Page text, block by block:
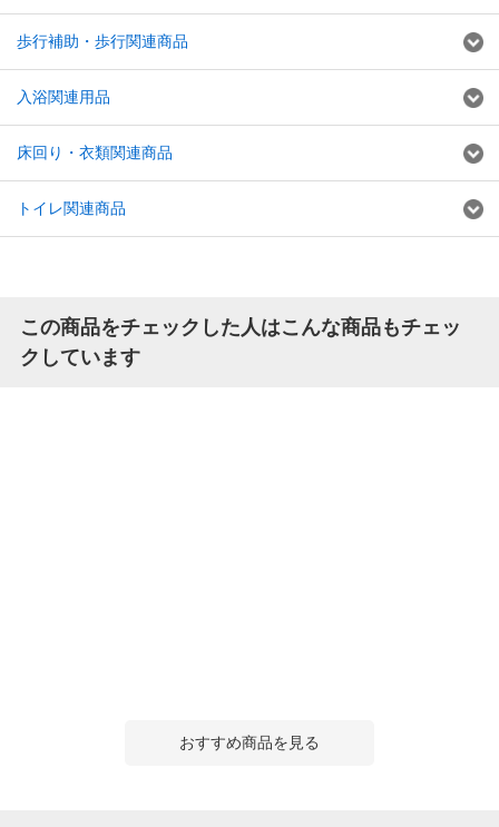
歩行補助・歩行関連商品
入浴関連用品
床回り・衣類関連商品
トイレ関連商品
この商品をチェックした人はこんな商品もチェッ
クしています
おすすめ商品を見る